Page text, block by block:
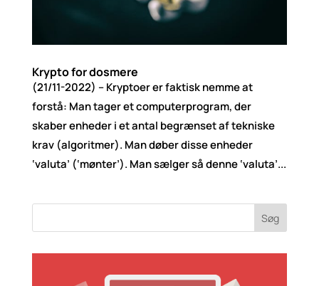
Krypto for dosmere
(21/11-2022) – Kryptoer er faktisk nemme at
forstå: Man tager et computerprogram, der
skaber enheder i et antal begrænset af tekniske
krav (algoritmer). Man døber disse enheder
‘valuta’ (‘mønter’). Man sælger så denne ‘valuta’...
Søg